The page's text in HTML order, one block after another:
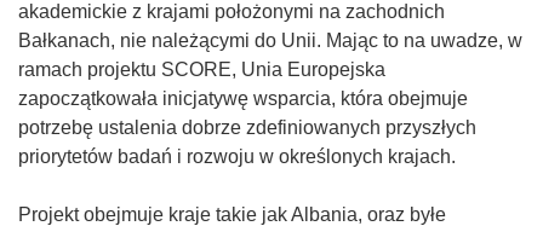
akademickie z krajami położonymi na zachodnich
Bałkanach, nie należącymi do Unii. Mając to na uwadze, w
ramach projektu SCORE, Unia Europejska
zapoczątkowała inicjatywę wsparcia, która obejmuje
potrzebę ustalenia dobrze zdefiniowanych przyszłych
priorytetów badań i rozwoju w określonych krajach.
Projekt obejmuje kraje takie jak Albania, oraz byłe